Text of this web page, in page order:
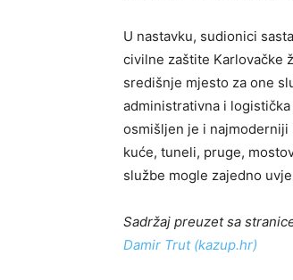
U nastavku, sudionici
civilne zaštite Karlovačke
središnje mjesto za one
administrativna i
osmišljen je i
kuće, tuneli, pruge,
službe mogle zajedno
Sadržaj preuzet sa
Damir Trut (kazup.hr)